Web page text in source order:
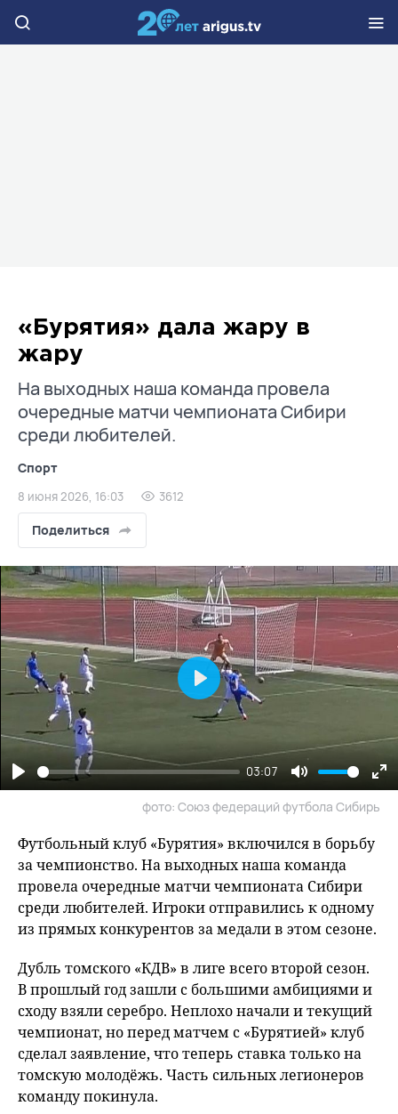
«Бурятия» дала жару в
жару
На выходных наша команда провела
очередные матчи чемпионата Сибири
среди любителей.
Спорт
8 июня 2026, 16:03 3612
Поделиться
Play
03:07
Mute
Play
фото: Союз федераций футбола Сибирь
Футбольный клуб «Бурятия» включился в борьбу
за чемпионство. На выходных наша команда
провела очередные матчи чемпионата Сибири
среди любителей. Игроки отправились к одному
из прямых конкурентов за медали в этом сезоне.
Дубль томского «КДВ» в лиге всего второй сезон.
В прошлый год зашли с большими амбициями и
сходу взяли серебро. Неплохо начали и текущий
чемпионат, но перед матчем с «Бурятией» клуб
сделал заявление, что теперь ставка только на
томскую молодёжь. Часть сильных легионеров
команду покинула.